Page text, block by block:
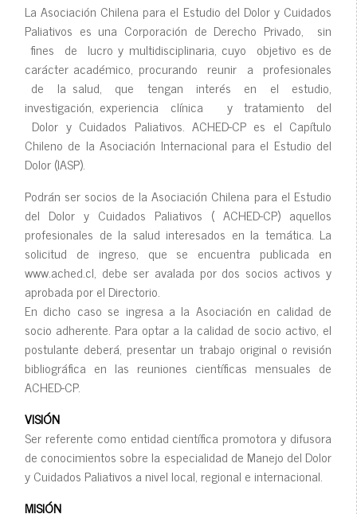
La Asociación Chilena para el Estudio del Dolor y Cuidados
Paliativos es una Corporación de Derecho Privado, sin
fines de lucro y multidisciplinaria, cuyo objetivo es de
carácter académico, procurando reunir a profesionales
de la salud, que tengan interés en el estudio,
investigación, experiencia clínica y tratamiento del
Dolor y Cuidados Paliativos. ACHED-CP es el Capítulo
Chileno de la Asociación Internacional para el Estudio del
Dolor (IASP).
Podrán ser socios de la Asociación Chilena para el Estudio
del Dolor y Cuidados Paliativos ( ACHED-CP) aquellos
profesionales de la salud interesados en la temática. La
solicitud de ingreso, que se encuentra publicada en
www.ached.cl, debe ser avalada por dos socios activos y
aprobada por el Directorio.
En dicho caso se ingresa a la Asociación en calidad de
socio adherente. Para optar a la calidad de socio activo, el
postulante deberá, presentar un trabajo original o revisión
bibliográfica en las reuniones científicas mensuales de
ACHED-CP.
VISIÓN
Ser referente como entidad científica promotora y difusora
de conocimientos sobre la especialidad de Manejo del Dolor
y Cuidados Paliativos a nivel local, regional e internacional.
MISIÓN